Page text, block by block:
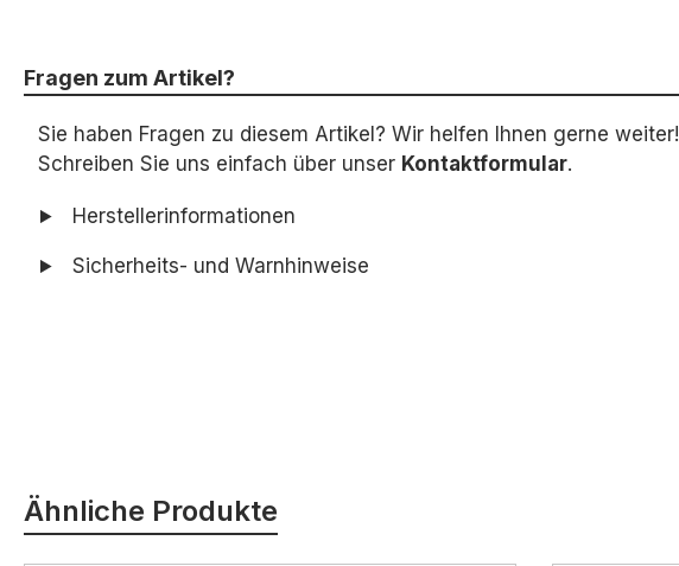
Fragen zum Artikel?
Sie haben Fragen zu diesem Artikel? Wir helfen Ihnen gerne weiter!
Schreiben Sie uns einfach über unser Kontaktformular.
Herstellerinformationen
Sicherheits- und Warnhinweise
Ähnliche Produkte